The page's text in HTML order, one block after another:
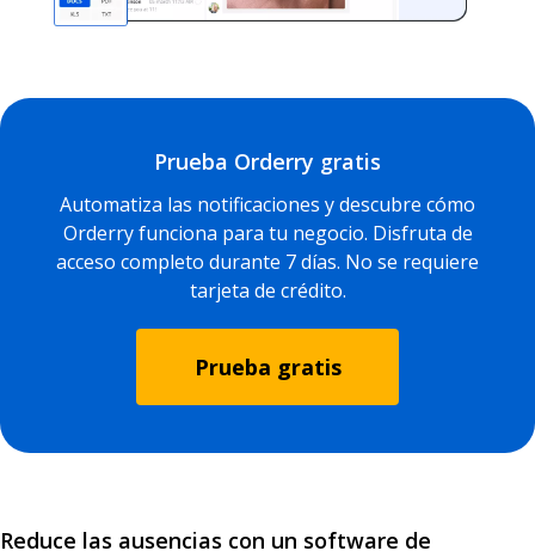
Prueba Orderry gratis
Automatiza las notificaciones y descubre cómo
Orderry funciona para tu negocio. Disfruta de
acceso completo durante 7 días. No se requiere
tarjeta de crédito.
Prueba gratis
Reduce las ausencias con un software de